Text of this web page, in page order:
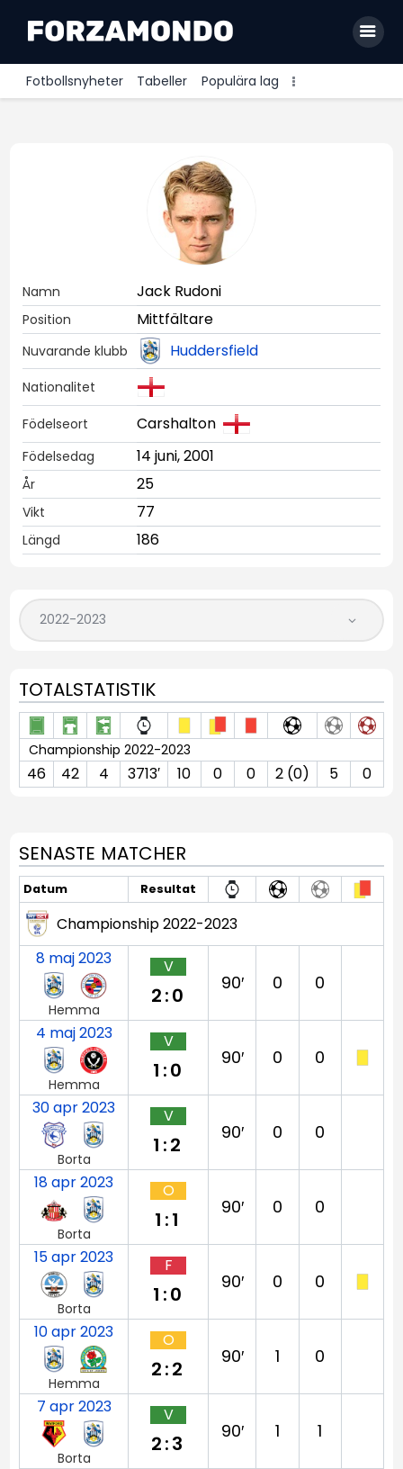
Fotbollsnyheter Tabeller Populära lag
Premier League
Bundesliga
Ligue 1
Namn Jack Rudoni
Position Mittfältare
Nuvarande klubb Huddersfield
Nationalitet
Födelseort Carshalton
Födelsedag 14 juni, 2001
År 25
Vikt 77
Längd 186
TOTALSTATISTIK
Championship 2022-2023
46 42 4 3713′ 10 0 0 2 (0) 5 0
SENASTE MATCHER
Datum Resultat
Championship 2022-2023
8 maj 2023
Hemma
V
2:0
90′ 0 0
4 maj 2023
Hemma
V
1:0
90′ 0 0
30 apr 2023
Borta
V
1:2
90′ 0 0
18 apr 2023
Borta
O
1:1
90′ 0 0
15 apr 2023
Borta
F
1:0
90′ 0 0
10 apr 2023
Hemma
O
2:2
90′ 1 0
7 apr 2023
Borta
V
2:3
90′ 1 1